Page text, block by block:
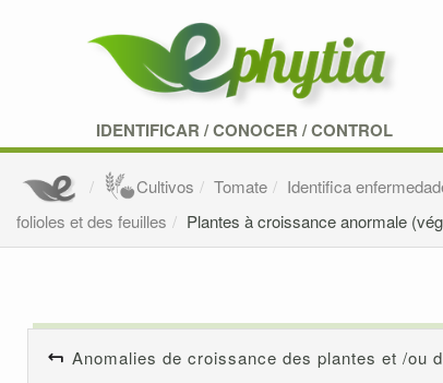
IDENTIFICAR /CONOCER /CONTROL
Cultivos Tomate Identifica
folioles et des feuilles
Plantes à croissance anormale
Anomalies de croissance des plantes et /ou